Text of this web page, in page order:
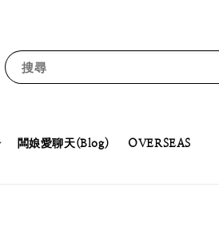
搜尋
闆娘愛聊天(Blog) OVERSEAS